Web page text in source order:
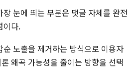
눈에 띄는 부분은 댓글 자체를 완전
이다.
노출을 제거하는 방식으로 이용자
왜곡 가능성을 줄이는 방향을 선택